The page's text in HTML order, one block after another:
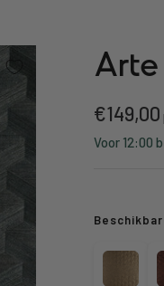
Arte
prijs
€149,00
Voor 12:00